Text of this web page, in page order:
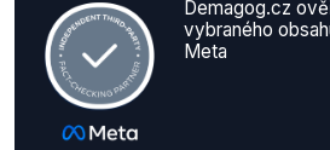
Demagog.cz
vybraného
Meta